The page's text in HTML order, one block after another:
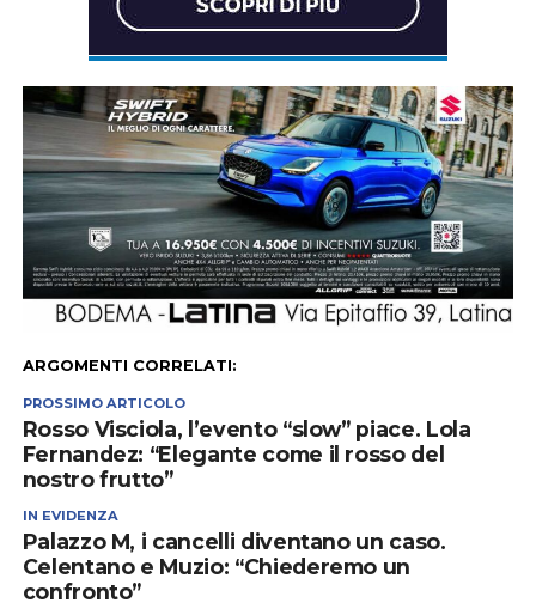
ARGOMENTI CORRELATI:
PROSSIMO ARTICOLO
Rosso Visciola, l’evento “slow” piace. Lola
Fernandez: “Elegante come il rosso del
nostro frutto”
IN EVIDENZA
Palazzo M, i cancelli diventano un caso.
Celentano e Muzio: “Chiederemo un
confronto”